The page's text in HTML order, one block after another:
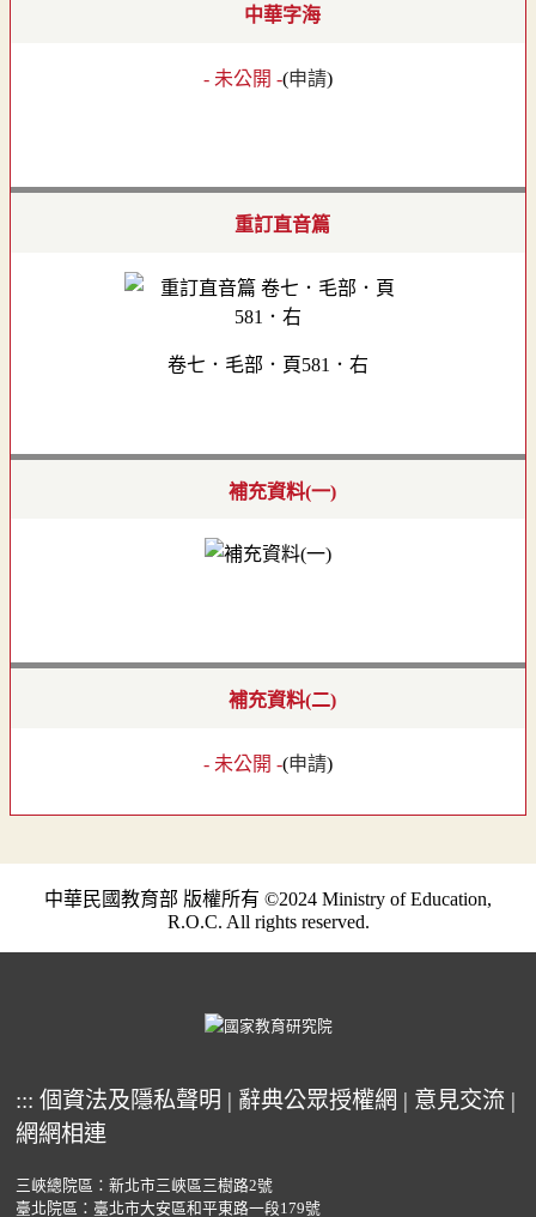
中華字海
- 未公開 -(申請)
重訂直音篇
卷七．毛部．頁581．右
補充資料(一)
補充資料(二)
- 未公開 -(申請)
中華民國教育部 版權所有 ©2024 Ministry of Education,
R.O.C. All rights reserved.
::: 個資法及隱私聲明 | 辭典公眾授權網 | 意見交流 |
網網相連
三峽總院區：新北市三峽區三樹路2號
臺北院區：臺北市大安區和平東路一段179號